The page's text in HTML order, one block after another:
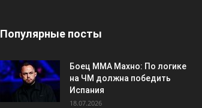
Популярные посты
Боец ММА Махно: По логике
на ЧМ должна победить
Испания
18.07.2026